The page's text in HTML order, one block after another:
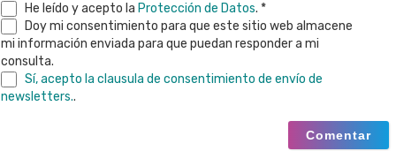
He leído y acepto la Protección de Datos. *
Doy mi consentimiento para que este sitio web almacene
mi información enviada para que puedan responder a mi
consulta.
Sí, acepto la clausula de consentimiento de envío de
newsletters..